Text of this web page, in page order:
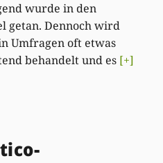
wurde in den
getan. Dennoch wird
Umfragen oft etwas
behandelt und es [+]